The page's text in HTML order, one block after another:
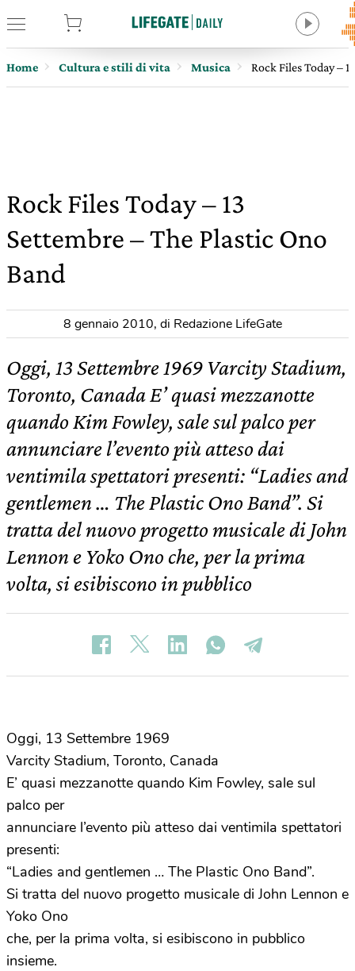
Home Cultura e stili di vita Musica Rock Files Today –
Rock Files Today – 13
Settembre – The Plastic Ono
Band
8 gennaio 2010, di Redazione LifeGate
Oggi, 13 Settembre 1969 Varcity Stadium,
Toronto, Canada E’ quasi mezzanotte
quando Kim Fowley, sale sul palco per
annunciare l’evento più atteso dai
ventimila spettatori presenti: “Ladies and
gentlemen … The Plastic Ono Band”. Si
tratta del nuovo progetto musicale di John
Lennon e Yoko Ono che, per la prima
volta, si esibiscono in pubblico
Oggi, 13 Settembre 1969
Varcity Stadium, Toronto, Canada
E’ quasi mezzanotte quando Kim Fowley, sale sul
palco per
annunciare l’evento più atteso dai ventimila spettatori
presenti:
“Ladies and gentlemen … The Plastic Ono Band”.
Si tratta del nuovo progetto musicale di John Lennon e
Yoko Ono
che, per la prima volta, si esibiscono in pubblico
insieme.